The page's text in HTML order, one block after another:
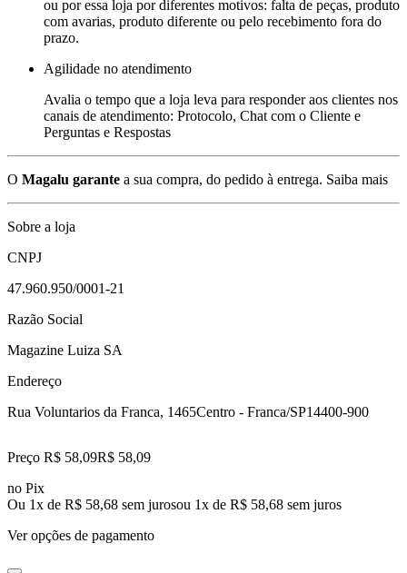
ou por essa loja por diferentes motivos: falta de peças, produto
com avarias, produto diferente ou pelo recebimento fora do
prazo.
Agilidade no atendimento
Avalia o tempo que a loja leva para responder aos clientes nos
canais de atendimento: Protocolo, Chat com o Cliente e
Perguntas e Respostas
O Magalu garante a sua compra, do pedido à entrega. Saiba mais
Sobre a loja
CNPJ
47.960.950/0001-21
Razão Social
Magazine Luiza SA
Endereço
Rua Voluntarios da Franca, 1465Centro - Franca/SP14400-900
Preço R$ 58,09R$ 58,09
no Pix
Ou 1x de R$ 58,68 sem jurosou 1x de R$ 58,68 sem juros
Ver opções de pagamento